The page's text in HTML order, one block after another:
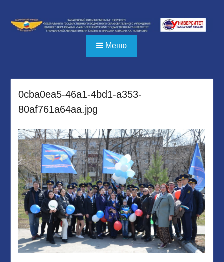
содержимому
Меню
0cba0ea5-46a1-4bd1-a353-
80af761a64aa.jpg